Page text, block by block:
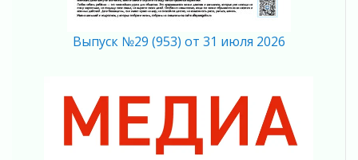
Не женское это дело...уверены?
01 августа 2026
Айда на пляж!
01 августа 2026
Один в поле — не воин
Выпуск №29 (953) от 31 июля 2026